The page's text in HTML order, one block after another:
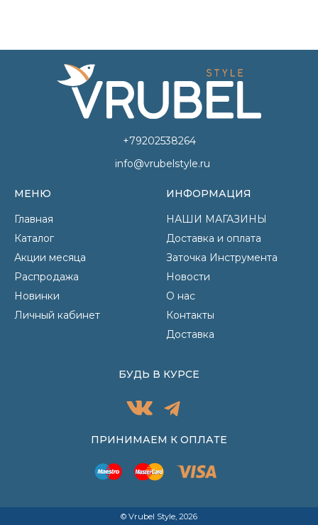
+79202538264
info@vrubelstyle.ru
МЕНЮ
Главная
Каталог
Акции месяца
Распродажа
Новинки
Личный кабинет
ИНФОРМАЦИЯ
НАШИ МАГАЗИНЫ
Доставка и оплата
Заточка Инструмента
Новости
О нас
Контакты
Доставка
ПРИНИМАЕМ К ОПЛАТЕ
БУДЬ В КУРСЕ
© Vrubel Style, 2026